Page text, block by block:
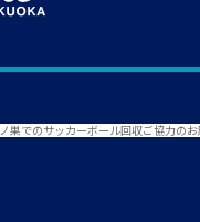
巣でのサッカーボール回収ご協力のお